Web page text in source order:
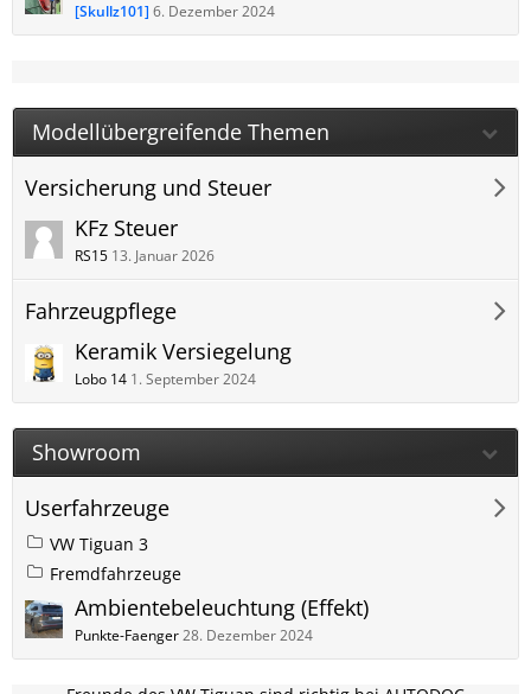
[Skullz101] 6. Dezember 2024
Modellübergreifende Themen
Versicherung und Steuer
KFz Steuer
RS15 13. Januar 2026
Fahrzeugpflege
Keramik Versiegelung
Lobo 14 1. September 2024
Showroom
Userfahrzeuge
VW Tiguan 3
Fremdfahrzeuge
Ambientebeleuchtung (Effekt)
Punkte-Faenger28. Dezember 2024